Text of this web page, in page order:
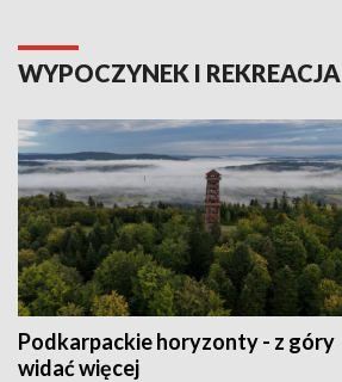
WYPOCZYNEK I REKREACJA
Podkarpackie horyzonty - z góry
widać więcej